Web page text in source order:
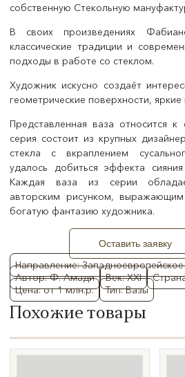
Направление: Западноевропейское
Автор: Ф. Амади
Век: XXI
Цена: от 1 млн.р.
Тип: Вазы
собственную Стекольную
В своих произведениях
классические традиции и
подходы в работе со стеклом.
Художник искусно создаёт
геометрические поверхности,
Представленная ваза относится
серия состоит из крупных
стекла с вкраплением
удалось добиться эффекта
Каждая ваза из серии
авторским рисунком,
богатую фантазию художника.
Оставить заявку
Похожие товары